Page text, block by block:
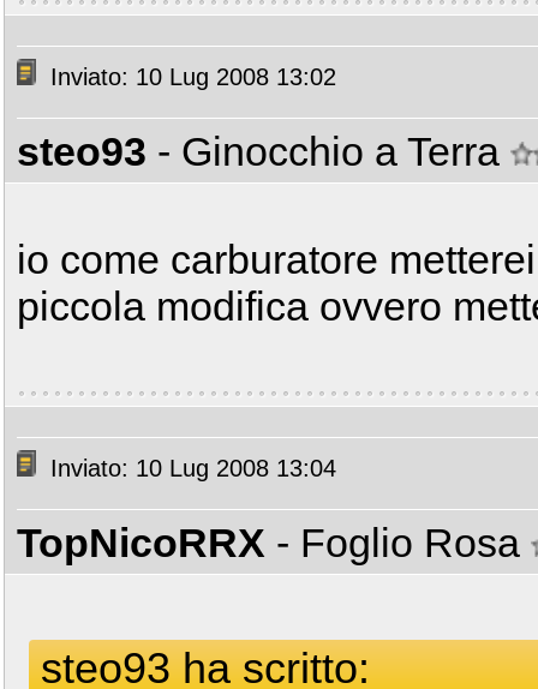
Inviato: 10 Lug 2008 13:02
steo93 - Ginocchio a Terra
io come carburatore
piccola modifica ovvero
Inviato: 10 Lug 2008 13:04
TopNicoRRX - Foglio Rosa
steo93 ha scritto: